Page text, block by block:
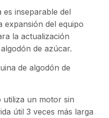
inseparable del
expansión del equipo
la actualización
de azúcar.
de algodón de
utiliza un motor sin
útil 3 veces más larga